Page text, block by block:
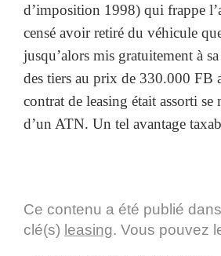
d’imposition 1998) qui frappe
censé avoir retiré du véhicule
jusqu’alors mis gratuitement à
des tiers au prix de 330.000 FB
contrat de leasing était assorti
d’un ATN. Un tel avantage
Ce contenu a été publié dans
clé(s) leasing. Vous pouvez